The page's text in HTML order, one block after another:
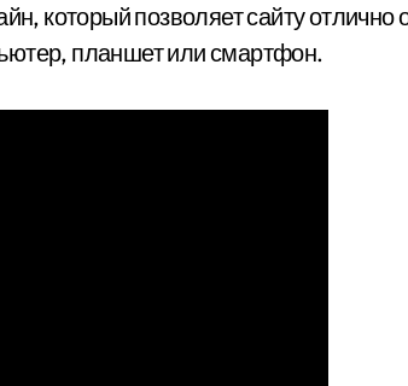
который позволяет сайту отлично
планшет или смартфон.